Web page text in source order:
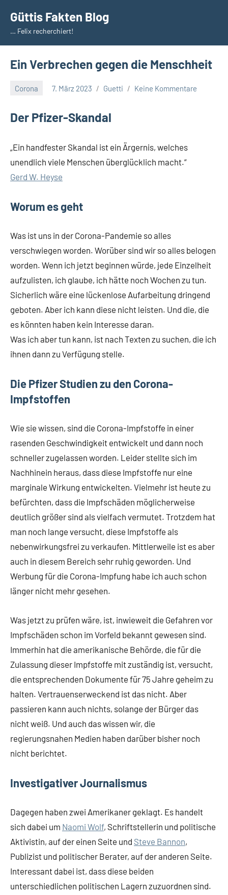
Inhalt
springen
Güttis Fakten Blog
… Felix recherchiert!
Ein Verbrechen gegen die Menschheit
Corona 7. März 2023 Guetti Keine Kommentare
Der Pfizer-Skandal
„Ein handfester Skandal ist ein Ärgernis, welches
unendlich viele Menschen überglücklich macht.“
Gerd W. Heyse
Worum es geht
Was ist uns in der Corona-Pandemie so alles
verschwiegen worden. Worüber sind wir so alles belogen
worden. Wenn ich jetzt beginnen würde, jede Einzelheit
aufzulisten, ich glaube, ich hätte noch Wochen zu tun.
Sicherlich wäre eine lückenlose Aufarbeitung dringend
geboten. Aber ich kann diese nicht leisten. Und die, die
es könnten haben kein Interesse daran.
Was ich aber tun kann, ist nach Texten zu suchen, die ich
ihnen dann zu Verfügung stelle.
Die Pfizer Studien zu den Corona-
Impfstoffen
Wie sie wissen, sind die Corona-Impfstoffe in einer
rasenden Geschwindigkeit entwickelt und dann noch
schneller zugelassen worden. Leider stellte sich im
Nachhinein heraus, dass diese Impfstoffe nur eine
marginale Wirkung entwickelten. Vielmehr ist heute zu
befürchten, dass die Impfschäden möglicherweise
deutlich größer sind als vielfach vermutet. Trotzdem hat
man noch lange versucht, diese Impfstoffe als
nebenwirkungsfrei zu verkaufen. Mittlerweile ist es aber
auch in diesem Bereich sehr ruhig geworden. Und
Werbung für die Corona-Impfung habe ich auch schon
länger nicht mehr gesehen.
Was jetzt zu prüfen wäre, ist, inwieweit die Gefahren vor
Impfschäden schon im Vorfeld bekannt gewesen sind.
Immerhin hat die amerikanische Behörde, die für die
Zulassung dieser Impfstoffe mit zuständig ist, versucht,
die entsprechenden Dokumente für 75 Jahre geheim zu
halten. Vertrauenserweckend ist das nicht. Aber
passieren kann auch nichts, solange der Bürger das
nicht weiß. Und auch das wissen wir, die
regierungsnahen Medien haben darüber bisher noch
nicht berichtet.
Investigativer Journalismus
Dagegen haben zwei Amerikaner geklagt. Es handelt
sich dabei um Naomi Wolf, Schriftstellerin und politische
Aktivistin, auf der einen Seite und Steve Bannon,
Publizist und politischer Berater, auf der anderen Seite.
Interessant dabei ist, dass diese beiden
unterschiedlichen politischen Lagern zuzuordnen sind.